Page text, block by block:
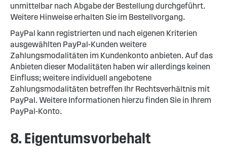
unmittelbar nach Abgabe der Bestellung durchgeführt.
Weitere Hinweise erhalten Sie im Bestellvorgang.
PayPal kann registrierten und nach eigenen Kriterien
ausgewählten PayPal-Kunden weitere
Zahlungsmodalitäten im Kundenkonto anbieten. Auf das
Anbieten dieser Modalitäten haben wir allerdings keinen
Einfluss; weitere individuell angebotene
Zahlungsmodalitäten betreffen Ihr Rechtsverhältnis mit
PayPal. Weitere Informationen hierzu finden Sie in Ihrem
PayPal-Konto.
8. Eigentumsvorbehalt